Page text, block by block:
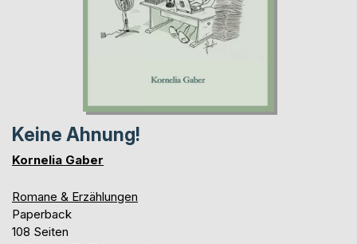
Keine Ahnung!
Kornelia Gaber
Romane & Erzählungen
Paperback
108 Seiten